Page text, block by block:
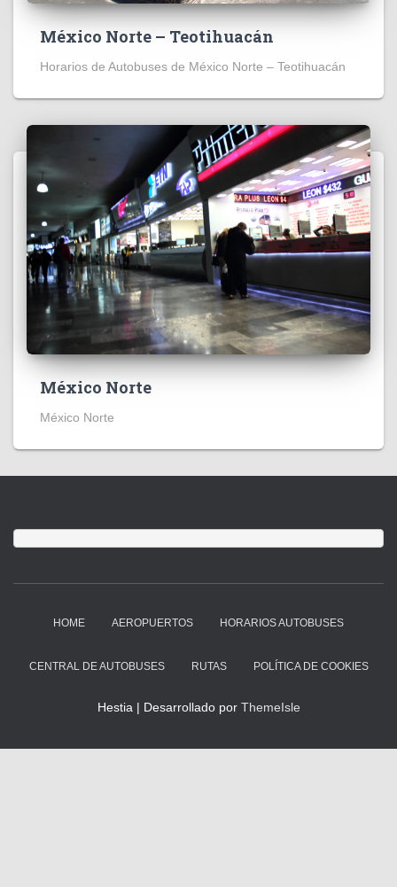
México Norte – Teotihuacán
Horarios de Autobuses de México Norte – Teotihuacán
México Norte
México Norte
HOME AEROPUERTOS HORARIOS AUTOBUSES
CENTRAL DE AUTOBUSES RUTAS POLÍTICA DE COOKIES
Hestia | Desarrollado por ThemeIsle